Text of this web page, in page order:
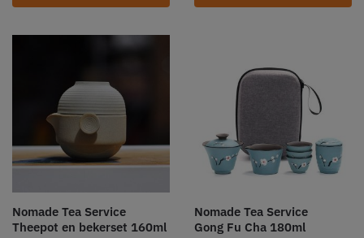
Nomade Tea Service
Theepot en bekerset 160ml
Nomade Tea Service
Gong Fu Cha 180ml